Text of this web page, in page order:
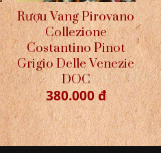
Rượu Vang Pirovano
Collezione
Costantino Pinot
Grigio Delle Venezie
DOC
380.000 đ